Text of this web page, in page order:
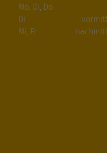
Mo, Di, Do
Di
Mi, Fr